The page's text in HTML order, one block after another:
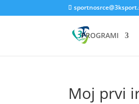
PROGRAMI
Moj prvi